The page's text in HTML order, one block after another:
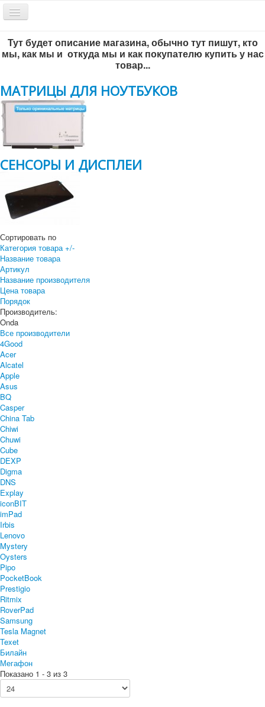
Включить/
выключить
Обратный звонок
Всё по-честному
+7 383-299-65-46
Тут будет описание магазина, обычно тут пишут, кто
мы, как мы и откуда мы и как покупателю купить у нас
товар...
МАТРИЦЫ ДЛЯ НОУТБУКОВ
СЕНСОРЫ И ДИСПЛЕИ
Сортировать по
Категория товара +/-
Название товара
Артикул
Название производителя
Цена товара
Порядок
Производитель:
Onda
Все производители
4Good
Acer
Alcatel
Apple
Asus
BQ
Casper
China Tab
Chiwi
Chuwi
Cube
DEXP
Digma
DNS
Explay
iconBIT
imPad
Irbis
Lenovo
Mystery
Oysters
Pipo
PocketBook
Prestigio
Ritmix
RoverPad
Samsung
Tesla Magnet
Texet
Билайн
Мегафон
Показано 1 - 3 из 3